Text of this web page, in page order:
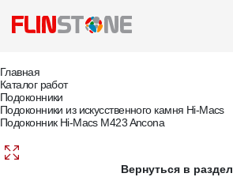
Главная
Каталог работ
Подоконники
Подоконники из искусственного камня Hi-Macs
Подоконник Hi-Macs M423 Ancona
Вернуться в раздел